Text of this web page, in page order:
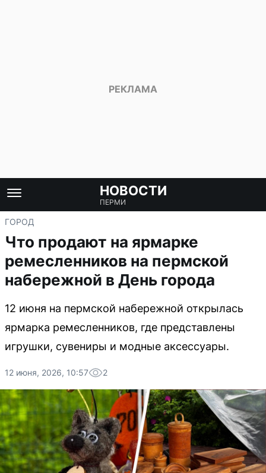
НОВОСТИ
ПЕРМИ
ГОРОД
Что продают на ярмарке
ремесленников на пермской
набережной в День города
12 июня на пермской набережной открылась
ярмарка ремесленников, где представлены
игрушки, сувениры и модные аксессуары.
12 июня, 2026, 10:57 2